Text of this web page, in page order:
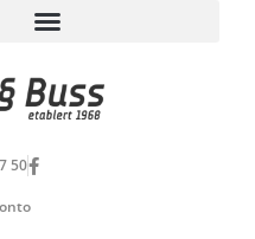
50